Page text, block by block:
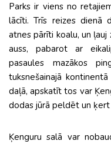
Parks ir viens no
lācīti. Trīs reizes dienā
atnes pārīti koalu, un
auss, pabarot ar
pasaules mazākos
tuksnešainajā
daļā, apskatīt tos var
dodas jūrā peldēt un ķert
Ķenguru salā var